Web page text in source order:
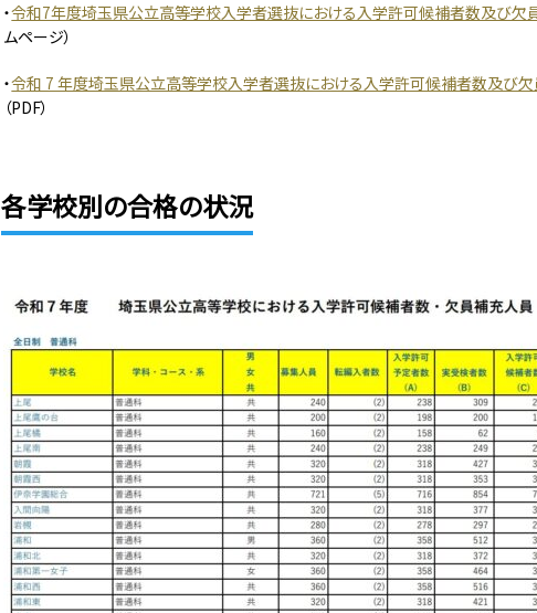
・令和7年度埼玉県公立高等学校入学者選抜における入学許可候補者数及び欠
ムページ）
・令和 7 年度埼玉県公立高等学校入学者選抜における入学許可候補者数及び欠
（PDF）
各学校別の合格の状況